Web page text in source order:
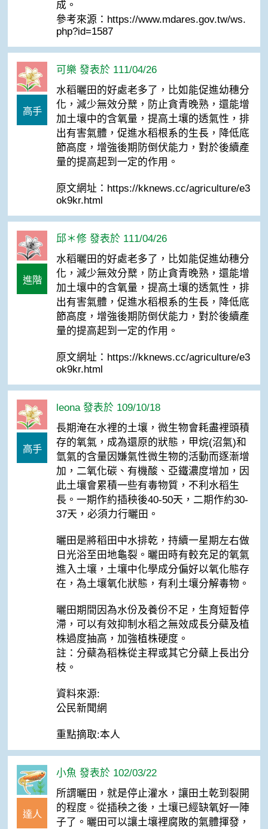
成。
參考來源：https://www.mdares.gov.tw/ws.
php?id=1587
高手
可樂 發表於 111/04/26
水稻曬田的好處老多了，比如能促進幼穗分
化，減少無效分櫱，防止貪青晚熟，還能增
加土壤中的含氧量，提高土壤的透氣性，排
出有害氣體，促進水稻根系的生長，降低底
節高度，增強後期防倒伏能力，對於後續產
量的提高起到一定的作用。
原文網址：https://kknews.cc/agriculture/e3
ok9kr.html
進階
邱＊修 發表於 111/04/26
水稻曬田的好處老多了，比如能促進幼穗分
化，減少無效分櫱，防止貪青晚熟，還能增
加土壤中的含氧量，提高土壤的透氣性，排
出有害氣體，促進水稻根系的生長，降低底
節高度，增強後期防倒伏能力，對於後續產
量的提高起到一定的作用。
原文網址：https://kknews.cc/agriculture/e3
ok9kr.html
高手
leona 發表於 109/10/18
長期淹在水裡的土壤，微生物會耗盡裡頭積
存的氧氣，成為還原的狀態，甲烷(沼氣)和
氫氣的含量因嫌氣性微生物的活動而逐漸增
加，二氧化碳、有機酸、亞鐵濃度增加，因
此土壤會累積一些有毒物質，不利水稻生
長。一期作約插秧後40-50天，二期作約30-
37天，必須力行曬田。
曬田是將稻田中水排乾，持續一星期左右做
日光浴至田地龜裂。曬田時有較充足的氧氣
進入土壤，土壤中化學成分偏好以氧化態存
在，為土壤氧化狀態，有利土壤分解毒物。
曬田期間因為水份及養份不足，生育短暫停
滯，可以有效抑制水稻之無效成長分蘗及植
株過度抽高，加強植株硬度。
註：分蘗為稻株從主稈或其它分蘗上長出分
枝。
資料來源:
公民新聞網
重點摘取:本人
達人
小魚 發表於 102/03/22
所謂曬田，就是停止灌水，讓田土乾到裂開
的程度。從插秧之後，土壤已經缺氧好一陣
子了。曬田可以讓土壤裡腐敗的氣體揮發，